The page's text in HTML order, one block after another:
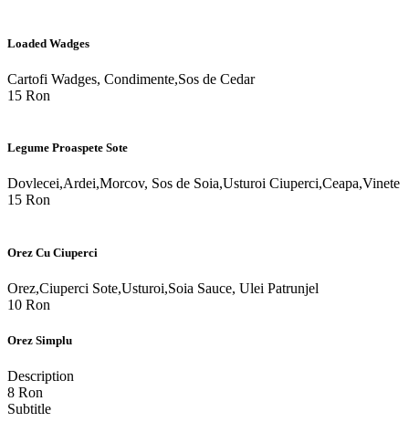
Loaded Wadges
Cartofi Wadges, Condimente,Sos de Cedar
15 Ron
Legume Proaspete Sote
Dovlecei,Ardei,Morcov, Sos de Soia,Usturoi Ciuperci,Ceapa,Vinete
15 Ron
Orez Cu Ciuperci
Orez,Ciuperci Sote,Usturoi,Soia Sauce, Ulei Patrunjel
10 Ron
Orez Simplu
Description
8 Ron
Subtitle